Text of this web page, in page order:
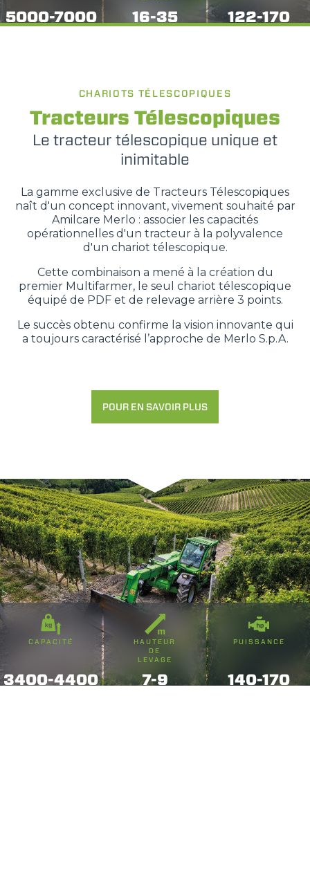
5000-7000 16-35 122-170
CHARIOTS TÉLESCOPIQUES
Tracteurs Télescopiques
Le tracteur télescopique unique et
inimitable
La gamme exclusive de Tracteurs Télescopiques
naît d'un concept innovant, vivement souhaité par
Amilcare Merlo : associer les capacités
opérationnelles d'un tracteur à la polyvalence
d'un chariot télescopique.
Cette combinaison a mené à la création du
premier Multifarmer, le seul chariot télescopique
équipé de PDF et de relevage arrière 3 points.
Le succès obtenu confirme la vision innovante qui
a toujours caractérisé l’approche de Merlo S.p.A.
POUR EN SAVOIR PLUS
CAPACITÉ
3400-4400
HAUTEUR
DE
LEVAGE
7-9
PUISSANCE
140-170